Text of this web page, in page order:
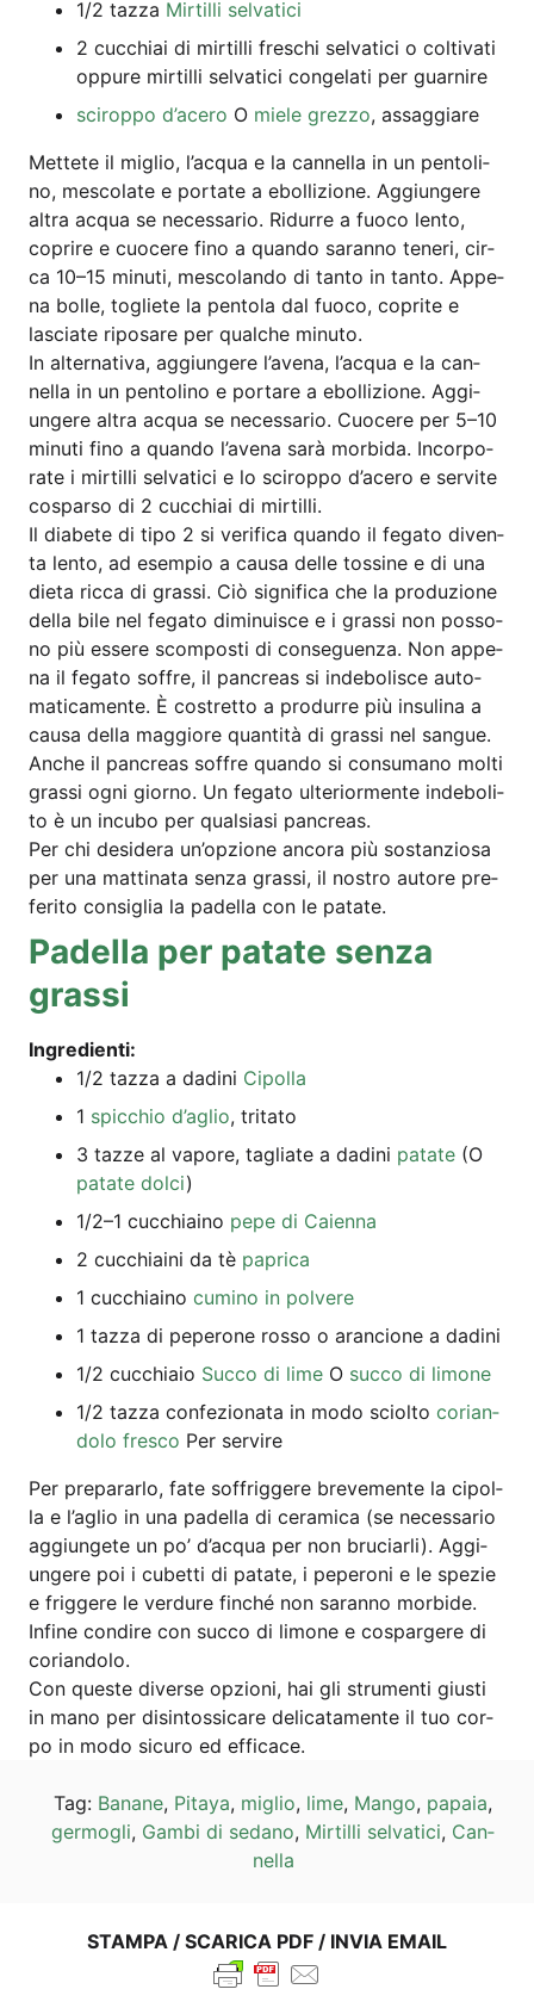
1/2 taz­za Mir­til­li selvatici
2 cuc­chi­ai di mir­til­li fre­schi sel­va­ti­ci o col­ti­va­ti
oppu­re mir­til­li sel­va­ti­ci con­ge­la­ti per guarnire
sci­r­op­po d’a­ce­ro O mie­le grez­zo, ass­ag­gia­re
Met­te­te il miglio, l’ac­qua e la can­nella in un pen­to­li­
no, mes­co­la­te e por­ta­te a ebol­li­zio­ne. Aggi­unge­re
alt­ra acqua se neces­sa­rio. Ridur­re a fuo­co len­to,
copri­re e cuo­ce­re fino a quan­do saran­no tene­ri, cir­
ca 10–15 minu­ti, mes­co­lan­do di tan­to in tan­to. Appe­
na bol­le, toglie­te la pen­to­la dal fuo­co, coprite e
lascia­te ripo­sa­re per qual­che minu­to.
In alter­na­ti­va, aggi­unge­re l’a­ve­na, l’ac­qua e la can­
nella in un pen­to­li­no e port­are a ebol­li­zio­ne. Aggi­
unge­re alt­ra acqua se neces­sa­rio. Cuo­ce­re per 5–10
minu­ti fino a quan­do l’a­ve­na sarà mor­bi­da. Incor­po­
ra­te i mir­til­li sel­va­ti­ci e lo sci­r­op­po d’a­ce­ro e ser­vi­te
cos­par­so di 2 cuc­chi­ai di mirtilli.
Il dia­be­te di tipo 2 si veri­fi­ca quan­do il fega­to diven­
ta len­to, ad esem­pio a cau­sa del­le tos­si­ne e di una
die­ta ric­ca di gras­si. Ciò signi­fi­ca che la pro­du­zi­o­ne
del­la bile nel fega­to dimi­nuis­ce e i gras­si non posso­
no più esse­re scom­pos­ti di con­se­guen­za. Non appe­
na il fega­to soff­re, il pan­cre­as si inde­bo­lis­ce auto­
ma­ti­ca­men­te. È costret­to a pro­dur­re più insu­li­na a
cau­sa del­la mag­gio­re quan­ti­tà di gras­si nel sangue.
Anche il pan­cre­as soff­re quan­do si con­sum­a­no mol­ti
gras­si ogni gior­no. Un fega­to ulte­rior­men­te inde­boli­
to è un incu­bo per qual­si­a­si pancreas.
Per chi desi­de­ra un’op­zio­ne anco­ra più sostan­zio­sa
per una mat­ti­na­ta sen­za gras­si, il nos­tro auto­re pre­
fe­ri­to con­si­glia la padel­la con le patate.
Padel­la per pata­te sen­za
grassi
Ingre­di­en­ti:
1/2 taz­za a dadi­ni Cipol­la
1 spic­chio d’aglio, tri­ta­to
3 taz­ze al vapo­re, taglia­te a dadi­ni pata­te (O
pata­te dol­ci)
1/2–1 cuc­chia­i­no pepe di Caienna
2 cuc­chiai­ni da tè papri­ca
1 cuc­chia­i­no cumi­no in polvere
1 taz­za di pepe­ro­ne rosso o aran­cio­ne a dadini
1/2 cuc­chi­aio Suc­co di lime O suc­co di limone
1/2 taz­za con­fe­zio­na­ta in modo sciol­to cori­an­
do­lo fres­co Per servire
Per pre­par­ar­lo, fate soff­rig­ge­re bre­ve­men­te la cipol­
la e l’aglio in una padel­la di cera­mi­ca (se neces­sa­rio
aggi­unge­te un po’ d’ac­qua per non bru­ciar­li). Aggi­
unge­re poi i cubet­ti di pata­te, i pepe­ro­ni e le spe­zie
e frig­ge­re le ver­du­re fin­ché non saran­no mor­bi­de.
Infi­ne cond­ire con suc­co di limo­ne e cospar­ge­re di
coriandolo.
Con ques­te diver­se opzio­ni, hai gli stru­men­ti giu­s­ti
in mano per disin­tos­si­ca­re deli­ca­ta­men­te il tuo cor­
po in modo sicu­ro ed efficace.
Tag: Bana­ne, Pita­ya, miglio, lime, Man­go, papa­ia,
ger­mog­li, Gam­bi di sed­a­no, Mir­til­li sel­va­ti­ci, Can­
nella
STAM­PA / SCA­RI­CA PDF / INVIA EMAIL